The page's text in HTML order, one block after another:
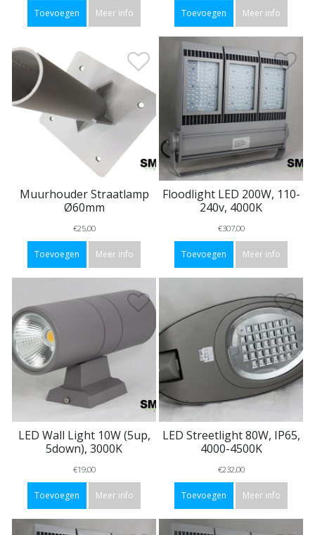
Toevoegen Meer info Toevoegen Meer info
Muurhouder Straatlamp
Ø60mm
€25,00
Toevoegen Meer info
Floodlight LED 200W, 110-
240v, 4000K
€307,00
Toevoegen Meer info
LED Wall Light 10W (5up,
5down), 3000K
€19,00
Toevoegen Meer info
LED Streetlight 80W, IP65,
4000-4500K
€232,00
Toevoegen Meer info